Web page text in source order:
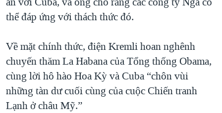
thể đáp ứng với thách thức đó.
Về mặt chính thức, điện Kremli hoan nghênh
chuyến thăm La Habana của Tổng thống Obama,
cùng lời hô hào Hoa Kỳ và Cuba “chôn vùi
những tàn dư cuối cùng của cuộc Chiến tranh
Lạnh ở châu Mỹ.”